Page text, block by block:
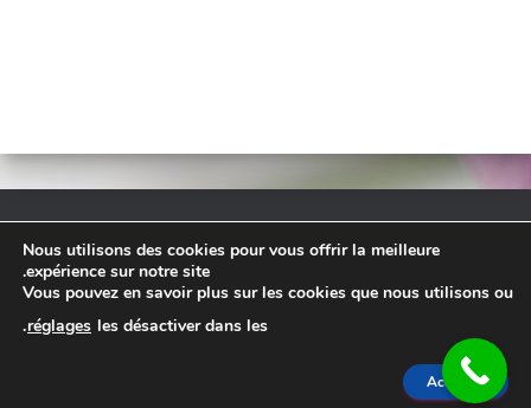
– RESERVATION EN LIGNE –
ACCUEIL
TARIF
Nous utilisons des cookies pour vous offrir la meilleure
expérience sur notre site.
Vous pouvez en savoir plus sur les cookies que nous utilisons ou
les désactiver dans les
réglages
.
Accepter